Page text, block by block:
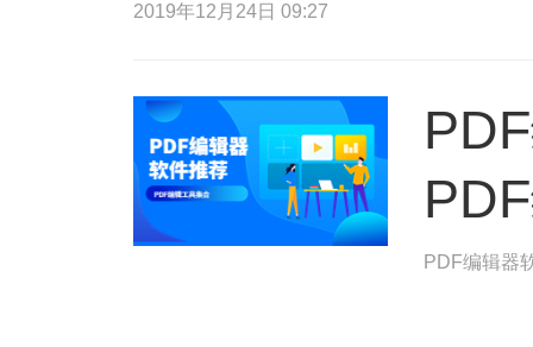
2019年12月24日 09:27
PDF编辑器